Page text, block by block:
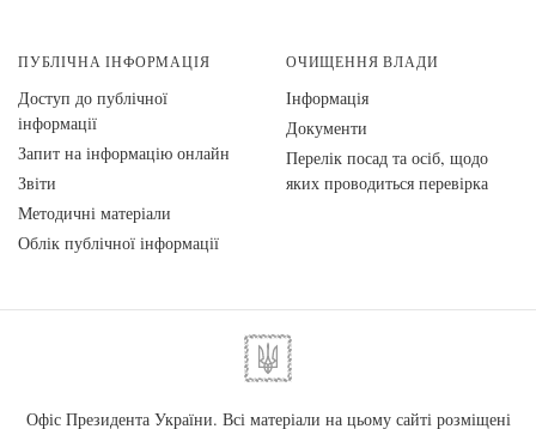
ПУБЛІЧНА ІНФОРМАЦІЯ
Доступ до публічної
інформації
Запит на інформацію онлайн
Звіти
Методичні матеріали
Облік публічної інформації
ОЧИЩЕННЯ ВЛАДИ
Інформація
Документи
Перелік посад та осіб, щодо
яких проводиться перевірка
Офіс Президента України. Всі матеріали на цьому сайті розміщені